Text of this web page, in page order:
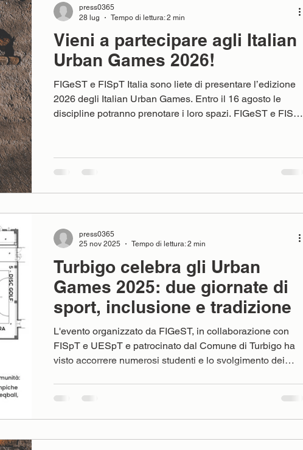
Vieni a partecipare agli Italian
Urban Games 2026!
FIGeST e FISpT Italia sono liete di presentare l’edizione
2026 degli Italian Urban Games. Entro il 16 agosto le
discipline potranno prenotare i loro spazi. FIGeST e FISpT
presentare l’edizione 2026 degli Italian Urban Games: tre
tappe di sport, cultura e partecipazione pensate per
press0365
28 lug
Tempo di lettura: 2 min
Turbigo celebra gli Urban
Games 2025: due giornate di
sport, inclusione e tradizione
L'evento organizzato da FIGeST, in collaborazione con
FISpT e UESpT e patrocinato dal Comune di Turbigo ha
visto accorrere numerosi studenti e lo svolgimento dei
ospitato un grande evento firmato FIGeST e FISpT Italia:
due giornate dedicate allo sport, alla scoperta e
press0365
25 nov 2025
Tempo di lettura: 2 min